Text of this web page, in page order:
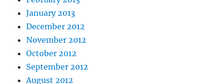
January 2013
December 2012
November 2012
October 2012
September 2012
August 2012